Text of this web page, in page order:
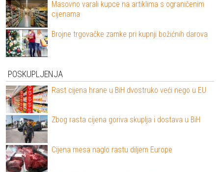
Masovno varali kupce na artiklima s ograničenim
cijenama
Brojne trgovačke zamke pri kupnji božićnih darova
POSKUPLJENJA
Rast cijena hrane u BiH dvostruko veći nego u EU
Zbog rasta cijena goriva skuplja i dostava u BiH
Cijena mesa naglo rastu diljem Europe